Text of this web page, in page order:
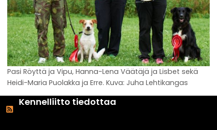
Pasi Röyttä ja Vipu, Hanna-Lena Väätäjä ja Lisbet sekä
Heidi-Maria Puolakka ja Erre. Kuva: Juha Lehtikangas
Kennelliitto tiedottaa